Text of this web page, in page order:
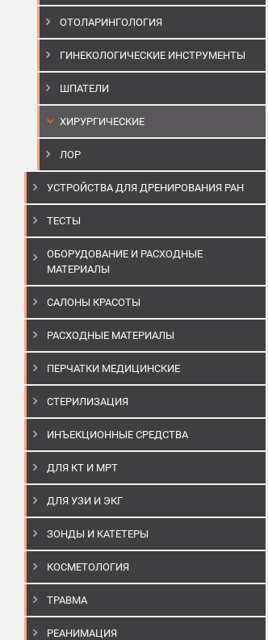
ОТОЛАРИНГОЛОГИЯ
ГИНЕКОЛОГИЧЕСКИЕ ИНСТРУМЕНТЫ
ШПАТЕЛИ
ХИРУРГИЧЕСКИЕ
ЛОР
УСТРОЙСТВА ДЛЯ ДРЕНИРОВАНИЯ РАН
ТЕСТЫ
ОБОРУДОВАНИЕ И РАСХОДНЫЕ
МАТЕРИАЛЫ
САЛОНЫ КРАСОТЫ
РАСХОДНЫЕ МАТЕРИАЛЫ
ПЕРЧАТКИ МЕДИЦИНСКИЕ
СТЕРИЛИЗАЦИЯ
ИНЪЕКЦИОННЫЕ СРЕДСТВА
ДЛЯ КТ И МРТ
ДЛЯ УЗИ И ЭКГ
ЗОНДЫ И КАТЕТЕРЫ
КОСМЕТОЛОГИЯ
ТРАВМА
РЕАНИМАЦИЯ